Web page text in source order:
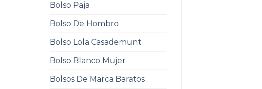
Bolso Paja
Bolso De Hombro
Bolso Lola Casademunt
Bolso Blanco Mujer
Bolsos De Marca Baratos